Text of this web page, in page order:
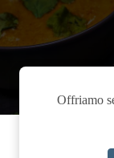
Offriamo